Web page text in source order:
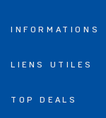
INFORMATIONS
LIENS UTILES
TOP DEALS